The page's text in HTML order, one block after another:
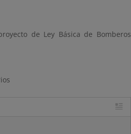
de Ley Básica de Bomberos